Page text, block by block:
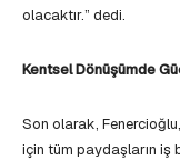
olacaktır.” dedi.
Kentsel Dönüşümde
Son olarak,
için tüm paydaşların